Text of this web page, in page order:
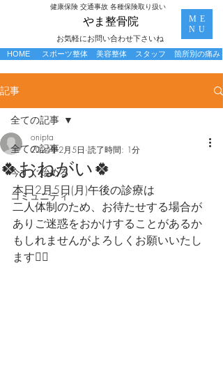
お気軽にお問い合わせ下さいね
​やま整骨院
​健康保険 交通事故 各種保険取り扱い
ME
NU
スポーツ整体 美容整体 箇所別の痛み
HOME スタッフ
記事
全ての記事
今すぐ始める
コミュニティ
全ての記事
🍀おねがい🍀
onipta
2024年2月5日 読了時間: 1分
本日2月5日(月)午後の診療は
二人体制のため、お待たせする場合が
ありご迷惑をおかけすることがあるか
もしれませんがよろしくお願いいたし
ます🙇‍♀️